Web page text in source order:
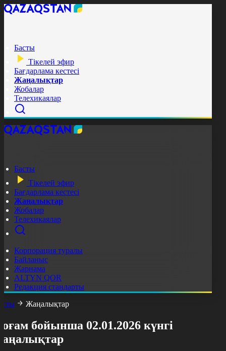
Басты
Тікелей эфир
Бағдарлама кестесі
Жаңалықтар
Жобалар
Телехикаялар
Басты
Тікелей эфир
Бағдарлама кестесі
Жаңалықтар
Жобалар
Телехикаялар
Корпорация туралы
Байланыс
Жарнама
ALTYN QOR
Редакция стандарты
Жаңалықтар
бойынша 02.01.2026 күнгі